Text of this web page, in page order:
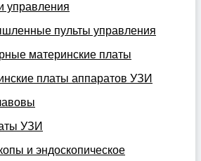
управления
пульты управления
материнские платы
платы аппаратов УЗИ
УЗИ
и эндоскопическое